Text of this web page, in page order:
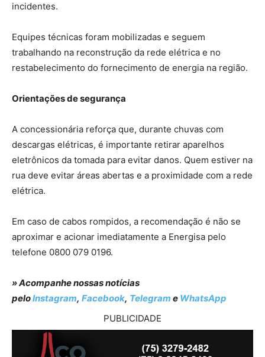
incidentes.
Equipes técnicas foram mobilizadas e seguem
trabalhando na reconstrução da rede elétrica e no
restabelecimento do fornecimento de energia na região.
Orientações de segurança
A concessionária reforça que, durante chuvas com
descargas elétricas, é importante retirar aparelhos
eletrônicos da tomada para evitar danos. Quem estiver na
rua deve evitar áreas abertas e a proximidade com a rede
elétrica.
Em caso de cabos rompidos, a recomendação é não se
aproximar e acionar imediatamente a Energisa pelo
telefone 0800 079 0196.
» Acompanhe nossas notícias
peloInstagram, Facebook, Telegram e WhatsApp
PUBLICIDADE